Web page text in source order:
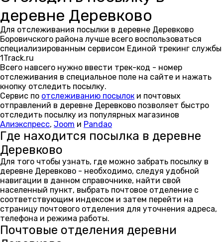
деревне Деревково
Для отслеживания посылки в деревне Деревково
Боровичского района лучше всего воспользоваться
специализированным сервисом Единой трекинг службы
1Track.ru
Всего навсего нужно ввести трек-код - номер
отслеживания в специальное поле на сайте и нажать
кнопку отследить посылку.
Сервис по отслеживанию посылок и почтовых
отправлений в деревне Деревково позволяет быстро
отследить посылку из популярных магазинов
Алиэкспресс, Joom и Pandao
Где находится посылка в деревне
Деревково
Для того чтобы узнать, где можно забрать посылку в
деревне Деревково - необходимо, следуя удобной
навигации в данном справочнике, найти свой
населенный пункт, выбрать почтовое отделение с
соответствующим индексом и затем перейти на
страницу почтового отделения для уточнения адреса,
телефона и режима работы.
Почтовые отделения деревни